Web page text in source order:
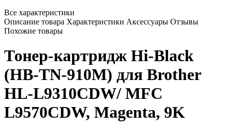
Все характеристики
Описание товара Характеристики Аксессуары Отзывы
Похожие товары
Тонер-картридж Hi-Black
(HB-TN-910M) для Brother
HL-L9310CDW/ MFC
L9570CDW, Magenta, 9K